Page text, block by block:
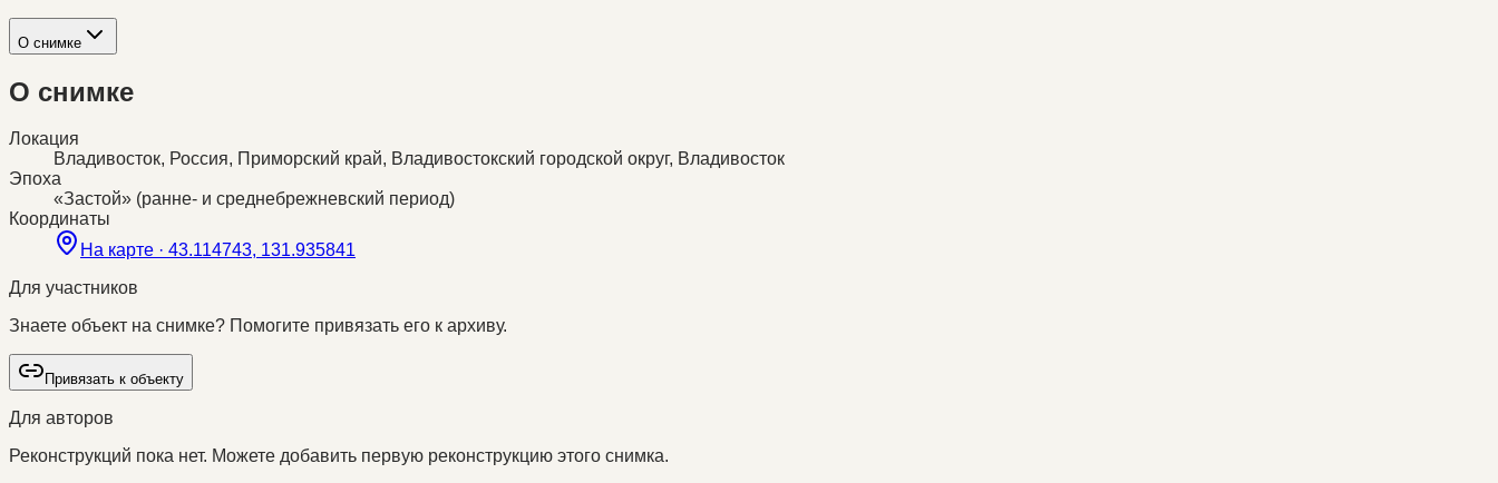
О снимке
О снимке
Локация
Владивосток, Россия, Приморский край, Владивостокский городской округ, Владивосток
Эпоха
«Застой» (ранне- и среднебрежневский период)
Координаты
На карте · 43.114743, 131.935841
Для участников
Знаете объект на снимке? Помогите привязать его к архиву.
Привязать к объекту
Для авторов
Реконструкций пока нет. Можете добавить первую реконструкцию этого снимка.